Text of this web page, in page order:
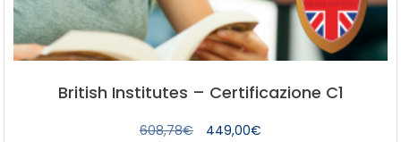
British Institutes – Certificazione C1
608,78€
Il449,00€